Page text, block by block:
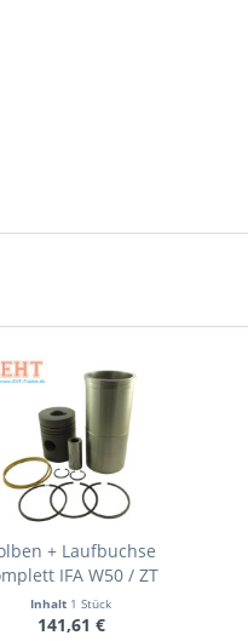
stimme zu. *
+ Laufbuchse
IFA W50 / ZT
Inhalt 1 Stück
141,61 €